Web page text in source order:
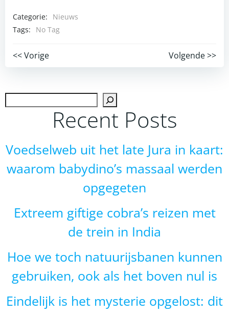
Categorie:
Nieuws
Tags:
No Tag
Post
navigation
<< Vorige
Post
navigation
Volgende >>
Recent Posts
Voedselweb uit het late Jura in kaart:
waarom babydino’s massaal werden
opgegeten
Extreem giftige cobra’s reizen met
de trein in India
Hoe we toch natuurijsbanen kunnen
gebruiken, ook als het boven nul is
Eindelijk is het mysterie opgelost: dit